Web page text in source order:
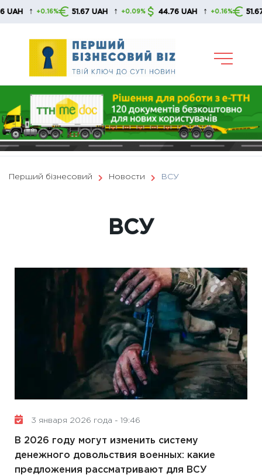
Skip
51.67 UAH ↑ +0.09% 44.76 UAH ↑ +0.16% 51.67 UAH ↑
Перший бізнесовий Новости ВСУ
ВСУ
3 января 2026 года - 19:46
В 2026 году могут изменить систему
денежного довольствия военных: какие
предложения рассматривают для ВСУ